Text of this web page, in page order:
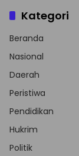
Kategori
Beranda
Nasional
Daerah
Peristiwa
Pendidikan
Hukrim
Politik